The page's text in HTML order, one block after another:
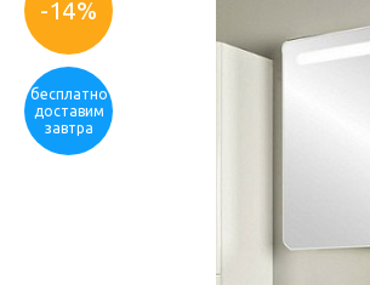
-14%
бесплатно
доставим
завтра